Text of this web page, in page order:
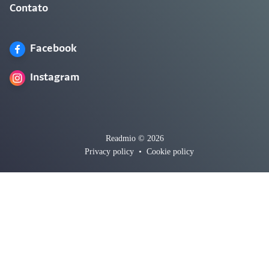
Contato
Facebook
Instagram
Readmio © 2026
Privacy policy • Cookie policy